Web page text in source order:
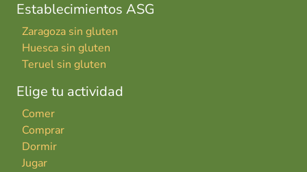
Establecimientos ASG
Zaragoza sin gluten
Huesca sin gluten
Teruel sin gluten
Elige tu actividad
Comer
Comprar
Dormir
Jugar